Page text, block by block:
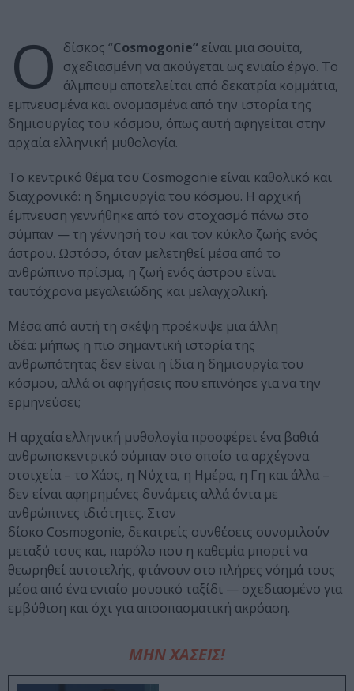
Ο δίσκος “Cosmogonie” είναι μια σουίτα,
σχεδιασμένη να ακούγεται ως ενιαίο έργο. Το
άλμπουμ αποτελείται από δεκατρία κομμάτια,
εμπνευσμένα και ονομασμένα από την ιστορία της
δημιουργίας του κόσμου, όπως αυτή αφηγείται στην
αρχαία ελληνική μυθολογία.
Το κεντρικό θέμα του Cosmogonie είναι καθολικό και
διαχρονικό: η δημιουργία του κόσμου. Η αρχική
έμπνευση γεννήθηκε από τον στοχασμό πάνω στο
σύμπαν — τη γέννησή του και τον κύκλο ζωής ενός
άστρου. Ωστόσο, όταν μελετηθεί μέσα από το
ανθρώπινο πρίσμα, η ζωή ενός άστρου είναι
ταυτόχρονα μεγαλειώδης και μελαγχολική.
Μέσα από αυτή τη σκέψη προέκυψε μια άλλη
ιδέα: μήπως η πιο σημαντική ιστορία της
ανθρωπότητας δεν είναι η ίδια η δημιουργία του
κόσμου, αλλά οι αφηγήσεις που επινόησε για να την
ερμηνεύσει;
Η αρχαία ελληνική μυθολογία προσφέρει ένα βαθιά
ανθρωποκεντρικό σύμπαν στο οποίο τα αρχέγονα
στοιχεία – το Χάος, η Νύχτα, η Ημέρα, η Γη και άλλα –
δεν είναι αφηρημένες δυνάμεις αλλά όντα με
ανθρώπινες ιδιότητες. Στον
δίσκο Cosmogonie, δεκατρείς συνθέσεις συνομιλούν
μεταξύ τους και, παρόλο που η καθεμία μπορεί να
θεωρηθεί αυτοτελής, φτάνουν στο πλήρες νόημά τους
μέσα από ένα ενιαίο μουσικό ταξίδι — σχεδιασμένο για
εμβύθιση και όχι για αποσπασματική ακρόαση.
ΜΗΝ ΧΑΣΕΙΣ!